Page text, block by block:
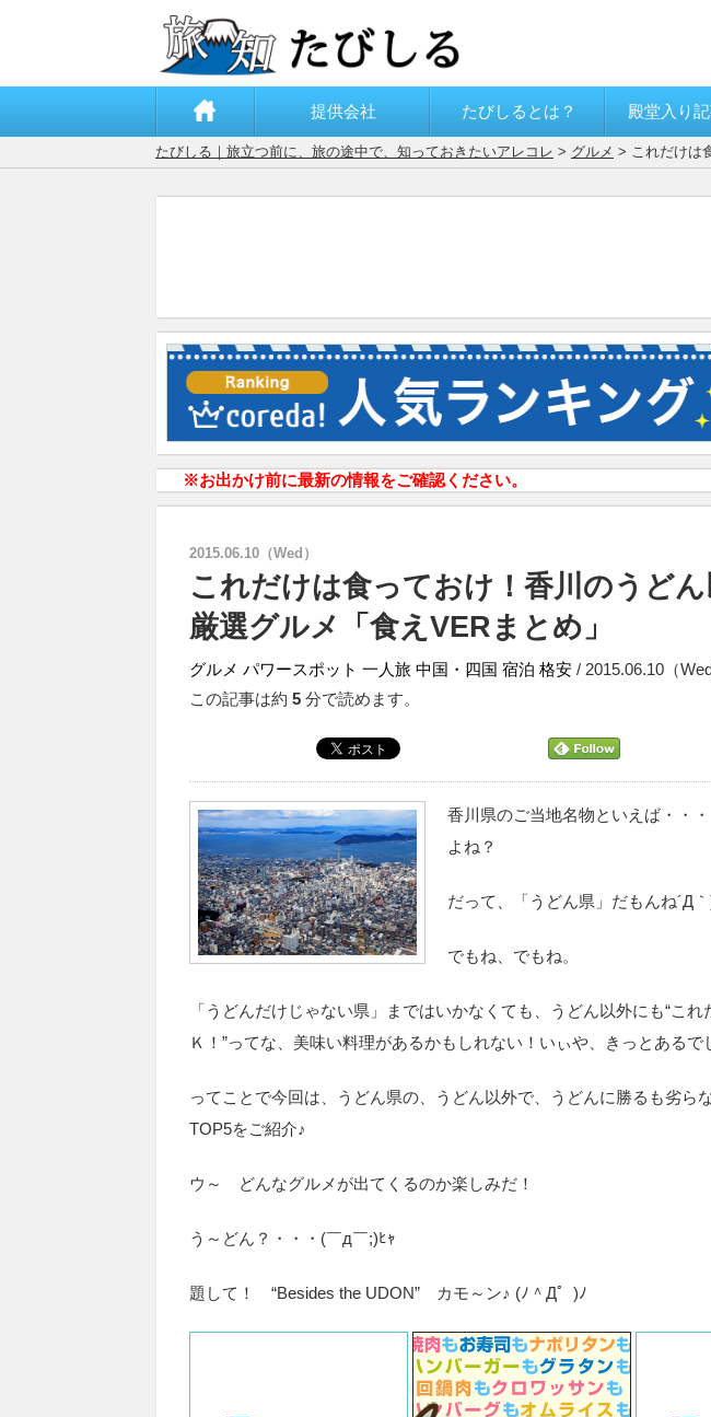
提供会社 たびしるとは？ 殿堂入り
たびしる｜旅立つ前に、旅の途中で、知っておきたいアレコレ > グルメ > これだけは
※お出かけ前に最新の情報をご確認ください。
2015.06.10（Wed）
これだけは食っておけ！香川のうど
厳選グルメ「食えVERまとめ」
グルメ パワースポット 一人旅 中国・四国 宿泊 格安 / 2015.06.10（
この記事は約 5 分で読めます。
香川県のご当地名物といえば・・
よね？
だって、「うどん県」だもんね´Д
でもね、でもね。
「うどんだけじゃない県」まではいかなくても、うどん以外にも“これ
Ｋ！”ってな、美味い料理があるかもしれない！いぃや、きっとあるで
ってことで今回は、うどん県の、うどん以外で、うどんに勝るも劣ら
TOP5をご紹介♪
ウ～ どんなグルメが出てくるのか楽しみだ！
う～どん？・・・(￣д￣;)ﾋｬ
題して！ “Besides the UDON” カモ～ン♪ (ﾉ＾Д゜)ﾉ